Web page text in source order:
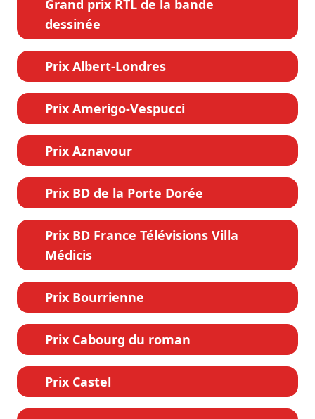
Grand prix RTL de la bande
dessinée
Prix Albert-Londres
Prix Amerigo-Vespucci
Prix Aznavour
Prix BD de la Porte Dorée
Prix BD France Télévisions Villa
Médicis
Prix Bourrienne
Prix Cabourg du roman
Prix Castel